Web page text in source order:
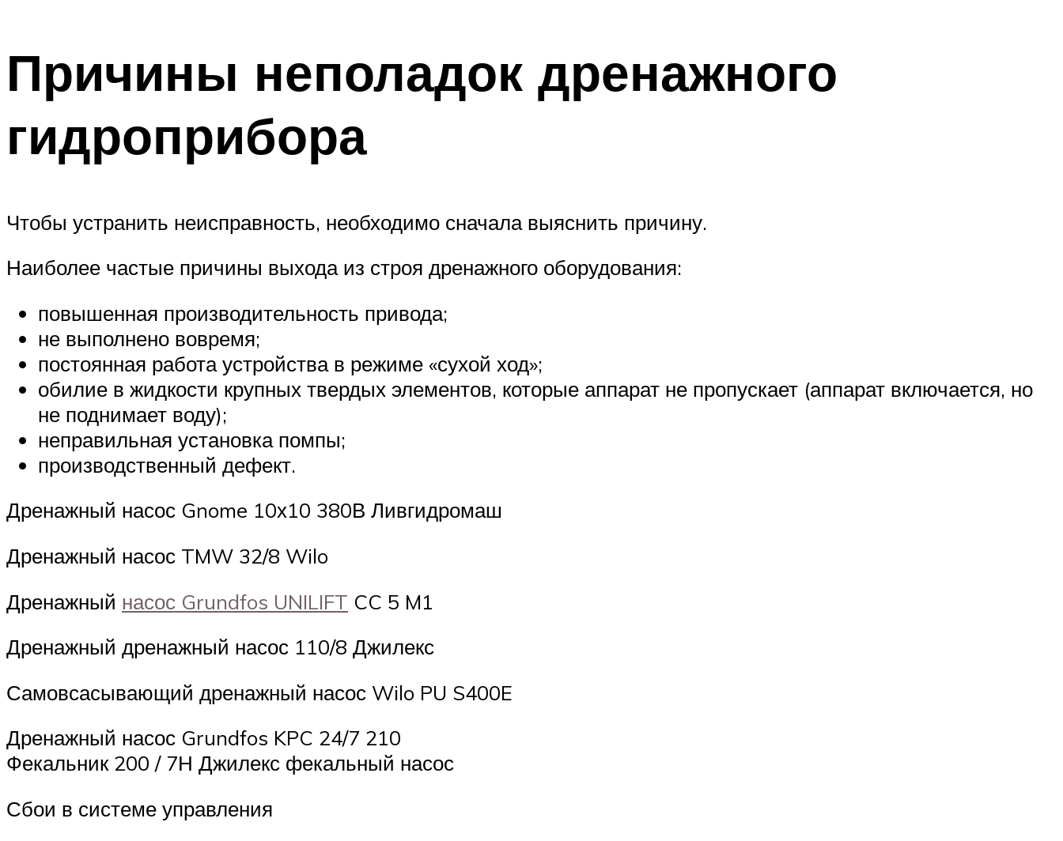
Причины неполадок дренажного
гидроприбора
Чтобы устранить неисправность, необходимо сначала выяснить причину.
Наиболее частые причины выхода из строя дренажного оборудования:
повышенная производительность привода;
не выполнено вовремя;
постоянная работа устройства в режиме «сухой ход»;
обилие в жидкости крупных твердых элементов, которые аппарат не пропускает (аппарат включается, но
не поднимает воду);
неправильная установка помпы;
производственный дефект.
Дренажный насос Gnome 10х10 380В Ливгидромаш
Дренажный насос TMW 32/8 Wilo
Дренажный насос Grundfos UNILIFT CC 5 M1
Дренажный дренажный насос 110/8 Джилекс
Самовсасывающий дренажный насос Wilo PU S400E
Дренажный насос Grundfos KPC 24/7 210
Фекальник 200 / 7Н Джилекс фекальный насос
Сбои в системе управления